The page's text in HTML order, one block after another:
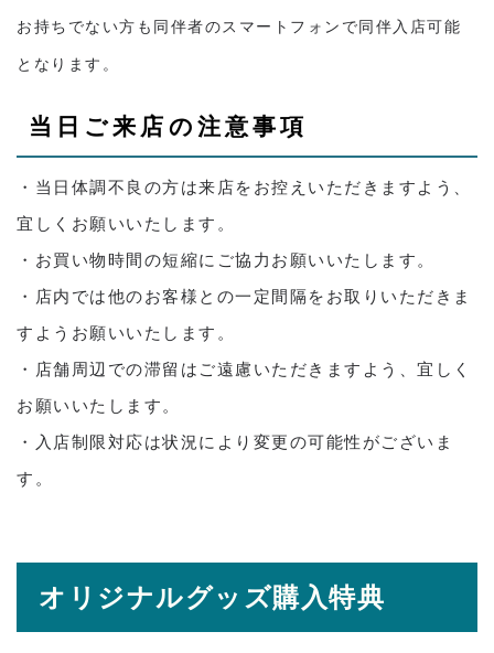
お持ちでない方も同伴者のスマートフォンで同伴入店可能
となります。
当日ご来店の注意事項
・当日体調不良の方は来店をお控えいただきますよう、
宜しくお願いいたします。
・お買い物時間の短縮にご協力お願いいたします。
・店内では他のお客様との一定間隔をお取りいただきま
すようお願いいたします。
・店舗周辺での滞留はご遠慮いただきますよう、宜しく
お願いいたします。
・入店制限対応は状況により変更の可能性がございま
す。
オリジナルグッズ購入特典